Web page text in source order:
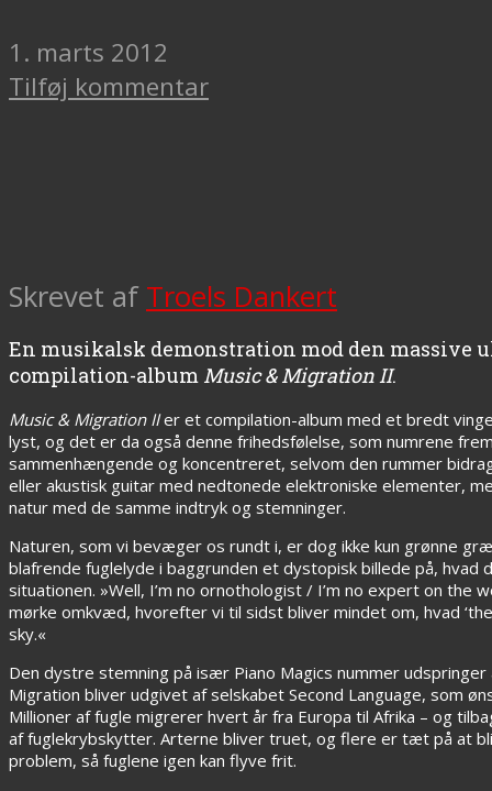
1. marts 2012
Tilføj kommentar
Skrevet af Troels Dankert
En musikalsk demonstration mod den massive
compilation-album Music & Migration II.
Music & Migration IIer et compilation-album med et bredt
lyst, og det er da også denne frihedsfølelse, som numrene
sammenhængende og koncentreret, selvom den rummer
eller akustisk guitar med nedtonede elektroniske elementer,
natur med de samme indtryk og stemninger.
Naturen, som vi bevæger os rundt i, er dog ikke kun grønne
blafrende fuglelyde i baggrunden et dystopisk billede på,
situationen. »Well, I’m no ornothologist / I’m no expert on the
mørke omkvæd, hvorefter vi til sidst bliver mindet om, hvad
sky.«
Den dystre stemning på især Piano Magics nummer
Migration bliver udgivet af selskabet Second Language, som
Millioner af fugle migrerer hvert år fra Europa til Afrika – og
af fuglekrybskytter. Arterne bliver truet, og flere er tæt på at
problem, så fuglene igen kan flyve frit.